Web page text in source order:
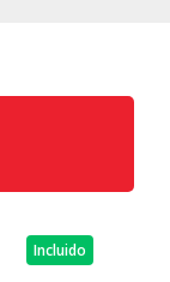
Incluido